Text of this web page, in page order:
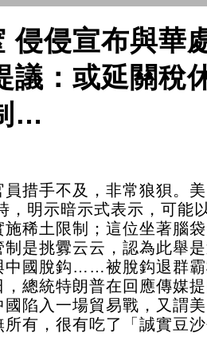
侵侵宣布與華
議：或延關稅
…
措手不及，非常狼狽。
，明示暗示式表示，可能
稀土限制；這位坐著腦
是挑釁云云，認為此舉
中國脫鈎……被脫鈎退群霸
總統特朗普在回應傳媒
陷入一場貿易戰，又謂
有，很有吃了「誠實豆沙